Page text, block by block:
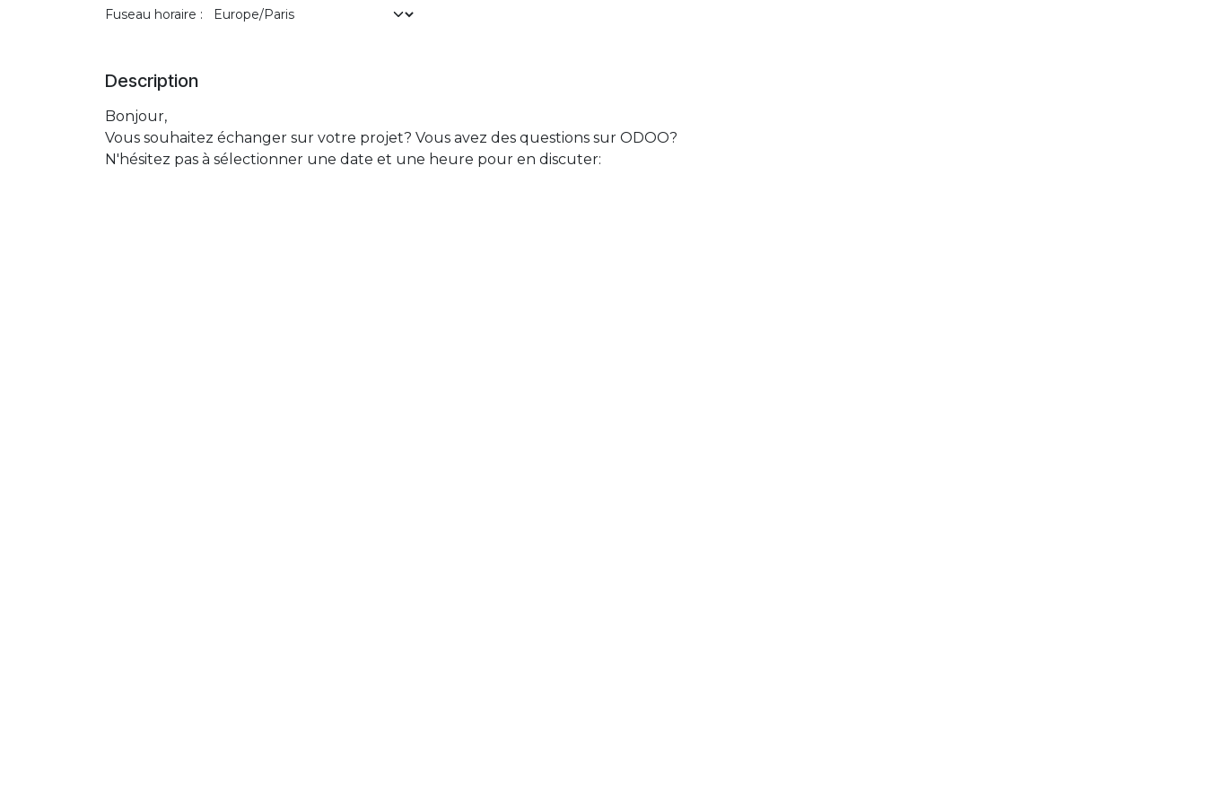
Fuseau horaire :
Description
Bonjour,
Vous souhaitez échanger sur votre projet? Vous avez des questions sur ODOO?
N'hésitez pas à sélectionner une date et une heure pour en discuter: